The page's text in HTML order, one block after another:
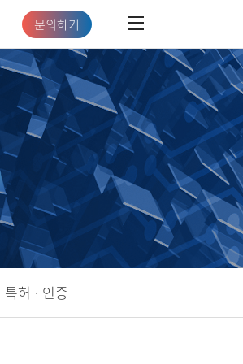
문의하기
특허 · 인증